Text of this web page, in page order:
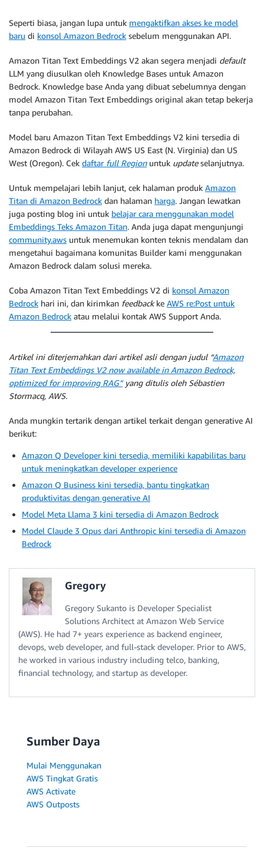
Seperti biasa, jangan lupa untuk mengaktifkan akses ke model
baru di konsol Amazon Bedrock sebelum menggunakan API.
Amazon Titan Text Embeddings V2 akan segera menjadi default
LLM yang diusulkan oleh Knowledge Bases untuk Amazon
Bedrock. Knowledge base Anda yang dibuat sebelumnya dengan
model Amazon Titan Text Embeddings original akan tetap bekerja
tanpa perubahan.
Model baru Amazon Titan Text Embeddings V2 kini tersedia di
Amazon Bedrock di Wilayah AWS US East (N. Virginia) dan US
West (Oregon). Cek daftar full Regionuntuk updateselanjutnya.
Untuk mempelajari lebih lanjut, cek halaman produk Amazon
Titan di Amazon Bedrock dan halaman harga. Jangan lewatkan
juga posting blog ini untuk belajar cara menggunakan model
Embeddings Teks Amazon Titan. Anda juga dapat mengunjungi
community.aws untuk menemukan konten teknis mendalam dan
mengetahui bagaimana komunitas Builder kami menggunakan
Amazon Bedrock dalam solusi mereka.
Coba Amazon Titan Text Embeddings V2 di konsol Amazon
Bedrock hari ini, dan kirimkan feedbackke AWS re:Post untuk
Amazon Bedrock atau melalui kontak AWS Support Anda.
Artikel ini diterjemahkan dari artikel asli dengan judul “Amazon
Titan Text Embeddings V2 now available in Amazon Bedrock,
optimized for improving RAG”yang ditulis oleh Sébastien
Stormacq, AWS.
Anda mungkin tertarik dengan artikel terkait dengan generative AI
berikut:
Amazon Q Developer kini tersedia, memiliki kapabilitas baru
untuk meningkatkan developer experience
Amazon Q Business kini tersedia, bantu tingkatkan
produktivitas dengan generative AI
Model Meta Llama 3 kini tersedia di Amazon Bedrock
Model Claude 3 Opus dari Anthropic kini tersedia di Amazon
Bedrock
Gregory
Gregory Sukanto is Developer Specialist
Solutions Architect at Amazon Web Service
(AWS). He had 7+ years experience as backend engineer,
devops, web developer, and full-stack developer. Prior to AWS,
he worked in various industry including telco, banking,
financial technology, and startup as developer.
Sumber Daya
Mulai Menggunakan
AWS Tingkat Gratis
AWS Activate
AWS Outposts